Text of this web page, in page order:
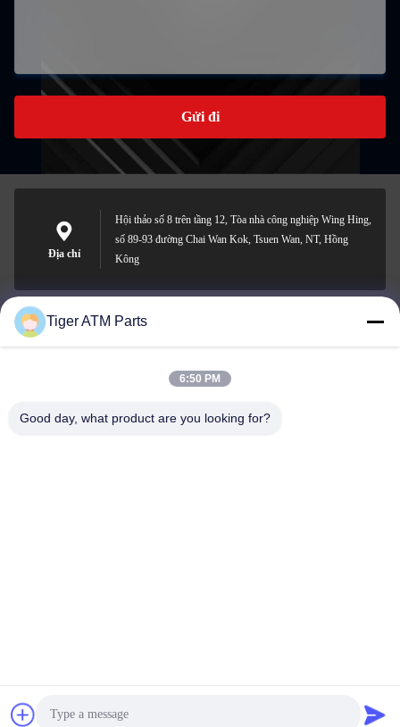
Gửi đi
Địa chỉ
Hội thảo số 8 trên tầng 12, Tòa nhà công nghiệp Wing Hing,
số 89-93 đường Chai Wan Kok, Tsuen Wan, NT, Hồng
Kông
sales@atmpart.com.cn
Tiger ATM Parts
6:50 PM
Good day, what product are you looking for?